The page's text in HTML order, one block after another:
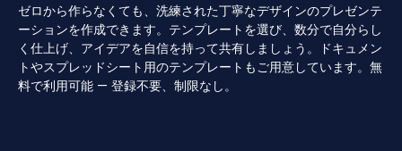
ゼロから作らなくても、洗練された丁寧なデザインのプレゼンテ
ーションを作成できます。テンプレートを選び、数分で自分らし
く仕上げ、アイデアを自信を持って共有しましょう。ドキュメン
トやスプレッドシート用のテンプレートもご用意しています。無
料で利用可能 — 登録不要、制限なし。